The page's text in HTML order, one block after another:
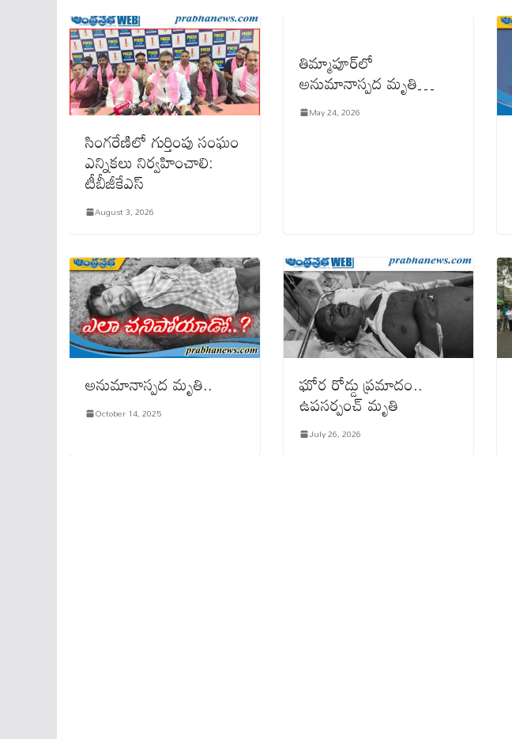
సింగరేణిలో గుర్తింపు సంఘం
ఎన్నికలు నిర్వహించాలి:
టీబీజీకేఎస్
August 3, 2026
తిమ్మాపూర్‌లో
అనుమానాస్పద మృతి…
May 24, 2026
అనుమానాస్ప‌ద మృతి..
October 14, 2025
ఘోర రోడ్డు ప్రమాదం..
ఉపసర్పంచ్ మృతి
July 26, 2026